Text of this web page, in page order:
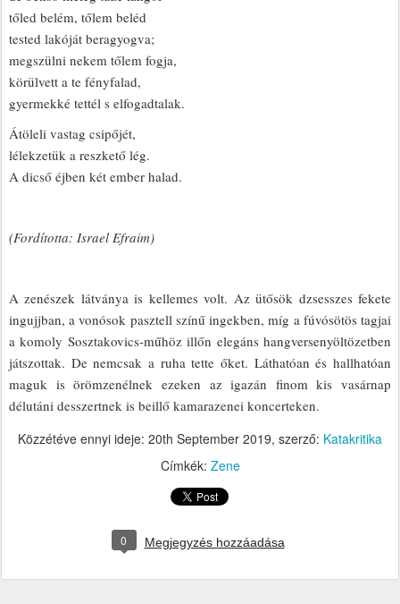
tőled belém, tőlem beléd
tested lakóját beragyogva;
megszülni nekem tőlem fogja,
körülvett a te fényfalad,
gyermekké tettél s elfogadtalak.
Átöleli vastag csipőjét,
lélekzetük a reszkető lég.
A dicső éjben két ember halad.
(Fordította: Israel Efraim)
A zenészek látványa is kellemes volt. Az ütősök dzsesszes fekete
ingujjban, a vonósok pasztell színű ingekben, míg a fúvósötös tagjai
a komoly Sosztakovics-műhöz illőn elegáns hangversenyöltözetben
játszottak. De nemcsak a ruha tette őket. Láthatóan és hallhatóan
maguk is örömzenélnek ezeken az igazán finom kis vasárnap
délutáni desszertnek is beillő kamarazenei koncerteken.
Közzétéve ennyi ideje: 20th September 2019, szerző: Katakritika
Címkék: Zene
0 Megjegyzés hozzáadása